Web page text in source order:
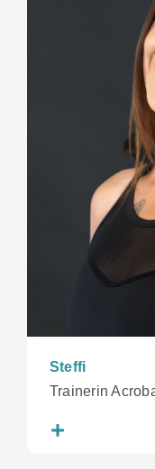
Steffi
Trainerin